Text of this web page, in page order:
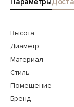
Высота
Диаметр
Материал
Стиль
Помещение
Бренд